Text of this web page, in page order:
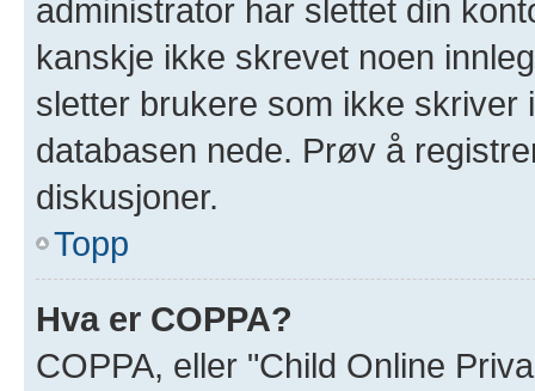
administrator har slettet din
kanskje ikke skrevet noen
sletter brukere som ikke
databasen nede. Prøv å
diskusjoner.
Topp
Hva er COPPA?
COPPA, eller "Child Online